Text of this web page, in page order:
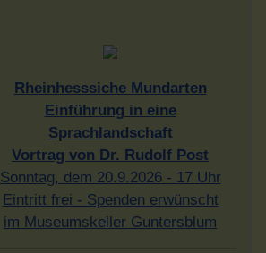
Rheinhesssiche Mundarten
Einführung in eine
Sprachlandschaft
Vortrag von Dr. Rudolf Post
Sonntag, dem 20.9.2026 - 17 Uhr
Eintritt frei - Spenden erwünscht
im Museumskeller Guntersblum